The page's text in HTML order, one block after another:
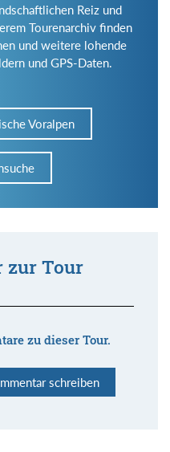
Reiz und
Tourenarchiv finden
und weitere lohende
und GPS-Daten.
Voralpen
zur Tour
zu dieser Tour.
schreiben